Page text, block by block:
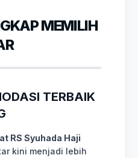
MEMILIH
TERBAIK
RS Syuhada Haji
kini menjadi lebih